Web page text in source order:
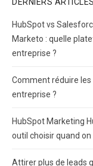
DERNIERS ARTICLES
HubSpot vs
Marketo : quelle
entreprise ?
Comment réduire
entreprise ?
HubSpot Marketing
outil choisir quand on
Attirer plus de leads